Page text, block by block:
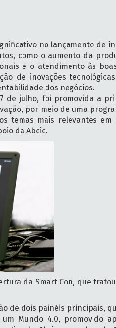
no lançamento de
como o aumento da
e o atendimento às
de inovações
dos negócios.
de julho, foi promovida a
por meio de uma
temas mais relevantes
da Abcic.
da Smart.Con, que
de dois painéis principais,
Mundo 4.0, promovido